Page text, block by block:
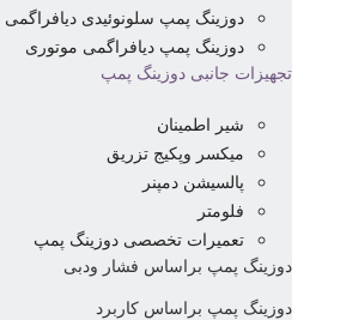
دوزینگ پمپ سلونوئیدی دیافراگمی
دوزینگ پمپ دیافراگمی موتوری
تجهیزات جانبی دوزینگ پمپ
شیر اطمینان
میکسر وپکیج تزریق
پالسیشن دمپنر
فلومتر
تعمیرات تخصصی دوزینگ پمپ
دوزینگ پمپ براساس فشار ودبی
دوزینگ پمپ براساس کاربرد